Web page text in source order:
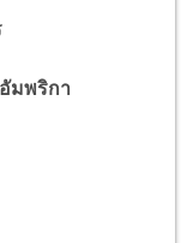
มพริกา